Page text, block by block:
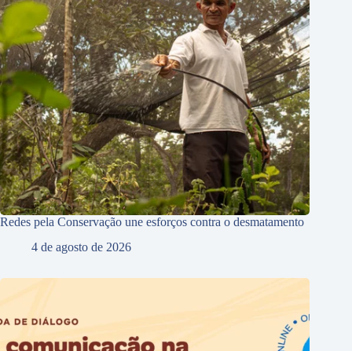
Redes pela Conservação une esforços contra o desmatamento
4 de agosto de 2026